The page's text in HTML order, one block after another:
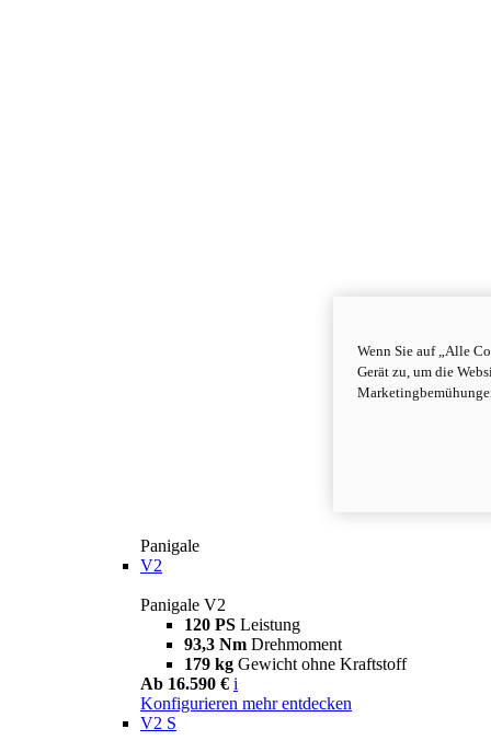
Panigale
V2
Panigale V2
120 PS Leistung
93,3 Nm Drehmoment
179 kg Gewicht ohne Kraftstoff
Ab 16.590 € i
Konfigurieren mehr entdecken
V2 S
Wenn Sie auf „Alle
Gerät zu, um die